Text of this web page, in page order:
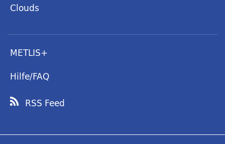
Clouds
METLIS+
Hilfe/FAQ
RSS Feed